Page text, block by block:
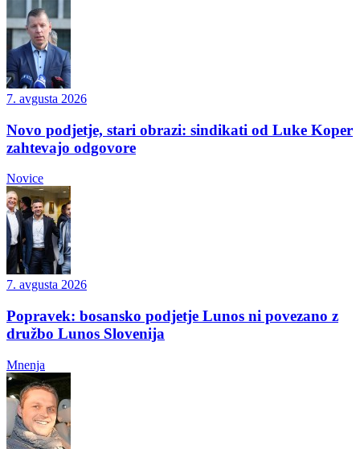
7. avgusta 2026
Novo podjetje, stari obrazi: sindikati od Luke Koper
zahtevajo odgovore
Novice
7. avgusta 2026
Popravek: bosansko podjetje Lunos ni povezano z
družbo Lunos Slovenija
Mnenja